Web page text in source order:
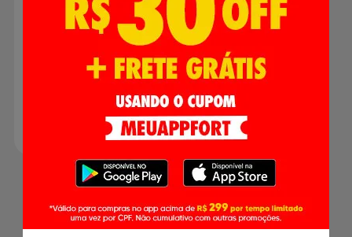
Produto indisponível